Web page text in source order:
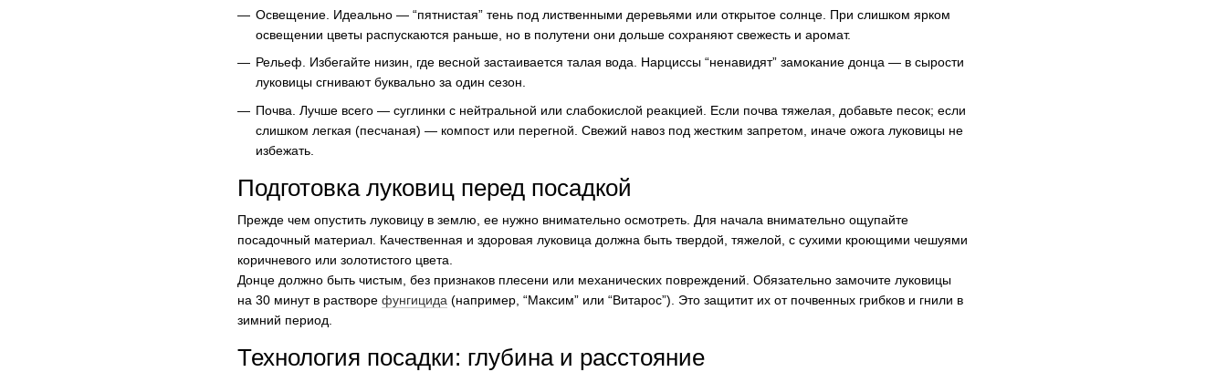
Освещение. Идеально — “пятнистая” тень под лиственными деревьями или открытое солнце. При слишком ярком
освещении цветы распускаются раньше, но в полутени они дольше сохраняют свежесть и аромат.
Рельеф. Избегайте низин, где весной застаивается талая вода. Нарциссы “ненавидят” замокание донца — в сырости
луковицы сгнивают буквально за один сезон.
Почва. Лучше всего — суглинки с нейтральной или слабокислой реакцией. Если почва тяжелая, добавьте песок; если
слишком легкая (песчаная) — компост или перегной. Свежий навоз под жестким запретом, иначе ожога луковицы не
избежать.
Подготовка луковиц перед посадкой
Прежде чем опустить луковицу в землю, ее нужно внимательно осмотреть. Для начала внимательно ощупайте
посадочный материал. Качественная и здоровая луковица должна быть твердой, тяжелой, с сухими кроющими чешуями
коричневого или золотистого цвета.
Донце должно быть чистым, без признаков плесени или механических повреждений. Обязательно замочите луковицы
на 30 минут в растворе фунгицида (например, “Максим” или “Витарос”). Это защитит их от почвенных грибков и гнили в
зимний период.
Технология посадки: глубина и расстояние